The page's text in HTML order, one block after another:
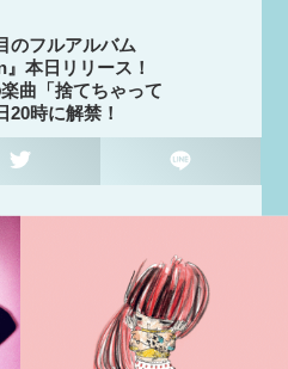
のフルアルバム
本日リリース！
曲「捨てちゃって
20時に解禁！